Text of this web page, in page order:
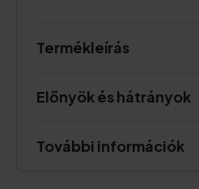
Termékleírás
Előnyök és hátrányok
További információk